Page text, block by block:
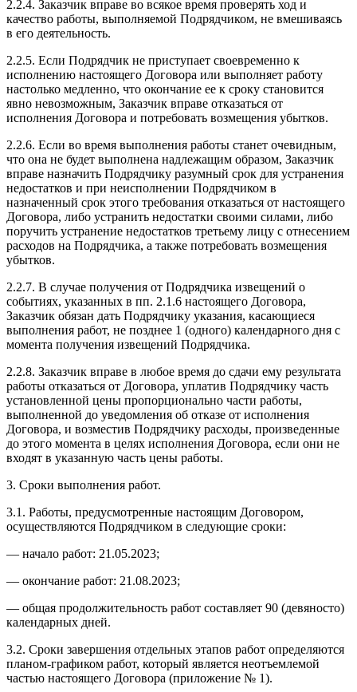
2.2.4. Заказчик вправе во всякое время проверять ход и
качество работы, выполняемой Подрядчиком, не вмешиваясь
в его деятельность.
2.2.5. Если Подрядчик не приступает своевременно к
исполнению настоящего Договора или выполняет работу
настолько медленно, что окончание ее к сроку становится
явно невозможным, Заказчик вправе отказаться от
исполнения Договора и потребовать возмещения убытков.
2.2.6. Если во время выполнения работы станет очевидным,
что она не будет выполнена надлежащим образом, Заказчик
вправе назначить Подрядчику разумный срок для устранения
недостатков и при неисполнении Подрядчиком в
назначенный срок этого требования отказаться от настоящего
Договора, либо устранить недостатки своими силами, либо
поручить устранение недостатков третьему лицу с отнесением
расходов на Подрядчика, а также потребовать возмещения
убытков.
2.2.7. В случае получения от Подрядчика извещений о
событиях, указанных в пп. 2.1.6 настоящего Договора,
Заказчик обязан дать Подрядчику указания, касающиеся
выполнения работ, не позднее 1 (одного) календарного дня с
момента получения извещений Подрядчика.
2.2.8. Заказчик вправе в любое время до сдачи ему результата
работы отказаться от Договора, уплатив Подрядчику часть
установленной цены пропорционально части работы,
выполненной до уведомления об отказе от исполнения
Договора, и возместив Подрядчику расходы, произведенные
до этого момента в целях исполнения Договора, если они не
входят в указанную часть цены работы.
3. Сроки выполнения работ.
3.1. Работы, предусмотренные настоящим Договором,
осуществляются Подрядчиком в следующие сроки:
— начало работ: 21.05.2023;
— окончание работ: 21.08.2023;
— общая продолжительность работ составляет 90 (девяносто)
календарных дней.
3.2. Сроки завершения отдельных этапов работ определяются
планом-графиком работ, который является неотъемлемой
частью настоящего Договора (приложение № 1).